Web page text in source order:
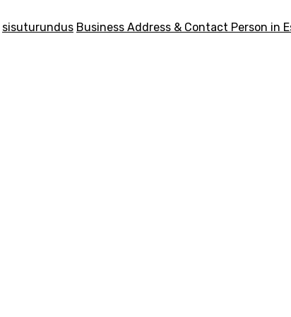
sisuturundus Business Address & Contact Person in